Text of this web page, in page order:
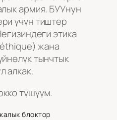
армия. БУУнун
үчүн тиштер
этика
жана
тынчтык
алкак.
түшүүм.
блоктор